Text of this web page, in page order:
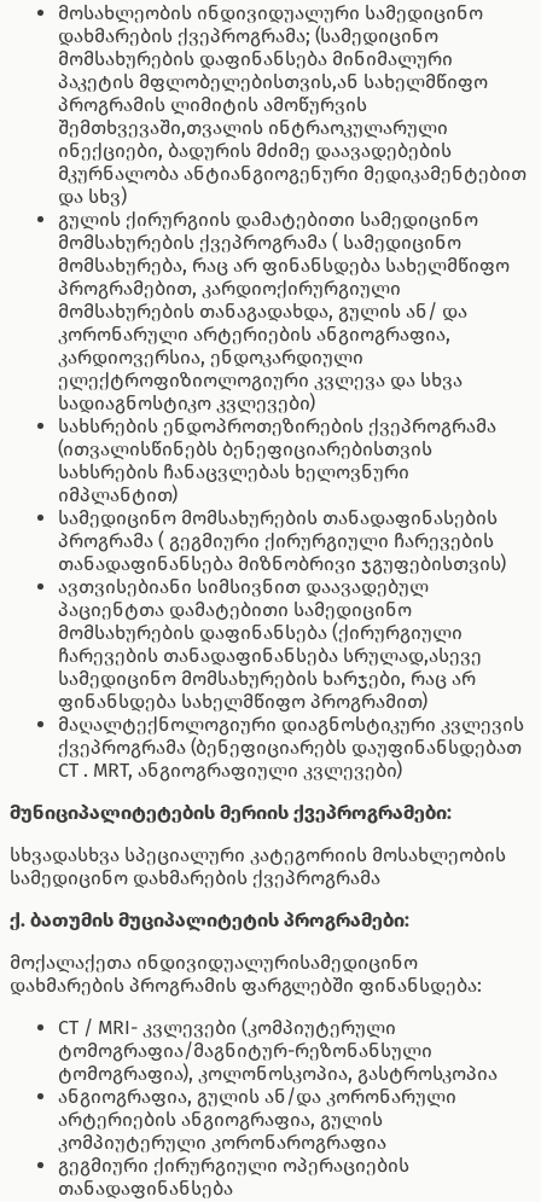
მოსახლეობის ინდივიდუალური სამედიცინო
დახმარების ქვეპროგრამა; (სამედიცინო
მომსახურების დაფინანსება მინიმალური
პაკეტის მფლობელებისთვის,ან სახელმწიფო
პროგრამის ლიმიტის ამოწურვის
შემთხვევაში,თვალის ინტრაოკულარული
ინექციები, ბადურის მძიმე დაავადებების
მკურნალობა ანტიანგიოგენური მედიკამენტებით
და სხვ)
გულის ქირურგიის დამატებითი სამედიცინო
მომსახურების ქვეპროგრამა ( სამედიცინო
მომსახურება, რაც არ ფინანსდება სახელმწიფო
პროგრამებით, კარდიოქირურგიული
მომსახურების თანაგადახდა, გულის ან/ და
კორონარული არტერიების ანგიოგრაფია,
კარდიოვერსია, ენდოკარდიული
ელექტროფიზიოლოგიური კვლევა და სხვა
სადიაგნოსტიკო კვლევები)
სახსრების ენდოპროთეზირების ქვეპროგრამა
(ითვალისწინებს ბენეფიციარებისთვის
სახსრების ჩანაცვლებას ხელოვნური
იმპლანტით)
სამედიცინო მომსახურების თანადაფინასების
პროგრამა ( გეგმიური ქირურგიული ჩარევების
თანადაფინანსება მიზნობრივი ჯგუფებისთვის)
ავთვისებიანი სიმსივნით დაავადებულ
პაციენტთა დამატებითი სამედიცინო
მომსახურების დაფინანსება (ქირურგიული
ჩარევების თანადაფინანსება სრულად,ასევე
სამედიცინო მომსახურების ხარჯები, რაც არ
ფინანსდება სახელმწიფო პროგრამით)
მაღალტექნოლოგიური დიაგნოსტიკური კვლევის
ქვეპროგრამა (ბენეფიციარებს დაუფინანსდებათ
CT . MRT, ანგიოგრაფიული კვლევები)
მუნიციპალიტეტების მერიის ქვეპროგრამები:
სხვადასხვა სპეციალური კატეგორიის მოსახლეობის
სამედიცინო დახმარების ქვეპროგრამა
ქ. ბათუმის მუციპალიტეტის პროგრამები:
მოქალაქეთა ინდივიდუალურისამედიცინო
დახმარების პროგრამის ფარგლებში ფინანსდება:
CT / MRI- კვლევები (კომპიუტერული
ტომოგრაფია/მაგნიტურ-რეზონანსული
ტომოგრაფია), კოლონოსკოპია, გასტროსკოპია
ანგიოგრაფია, გულის ან/და კორონარული
არტერიების ანგიოგრაფია, გულის
კომპიუტერული კორონაროგრაფია
გეგმიური ქირურგიული ოპერაციების
თანადაფინანსება